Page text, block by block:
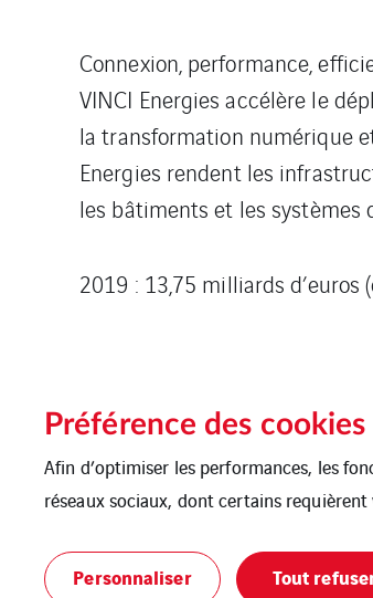
Connexion, performance,
VINCI Energies accélère le
la transformation numérique
Energies rendent les
les bâtiments et les systèmes
2019 : 13,75 milliards
Accueil Plan du site
Préférence des cookies
Afin d’optimiser les performances, les
réseaux sociaux, dont certains
Personnaliser Tout